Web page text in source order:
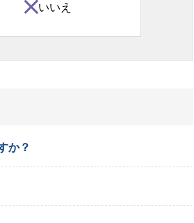
いいえ
か？